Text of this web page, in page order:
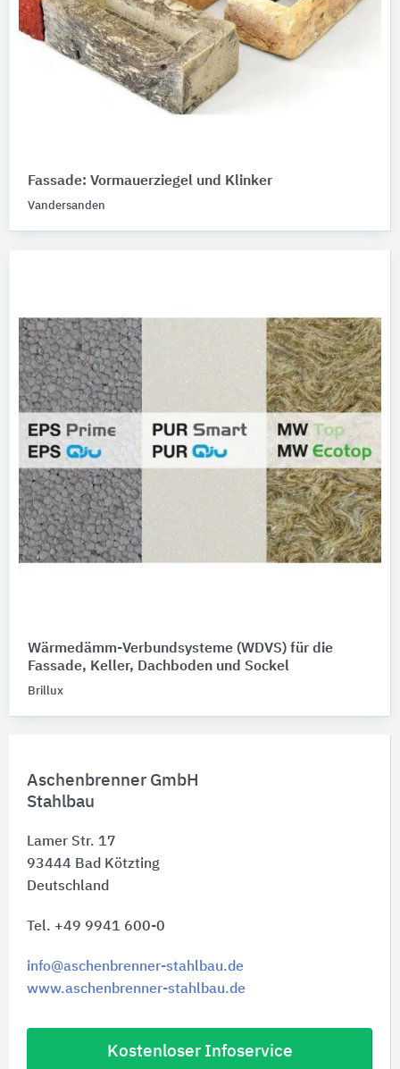
Aschenbrenner GmbH
Stahlbau
Lamer Str. 17
93444 Bad Kötzting
Deutschland
Tel. +49 9941 600-0
info@aschenbrenner-stahlbau.de
www.aschenbrenner-stahlbau.de
Kostenloser Infoservice
Fassade: Vormauerziegel und Klinker
Vandersanden
Wärmedämm-Verbundsysteme (WDVS) für die
Fassade, Keller, Dachboden und Sockel
Brillux